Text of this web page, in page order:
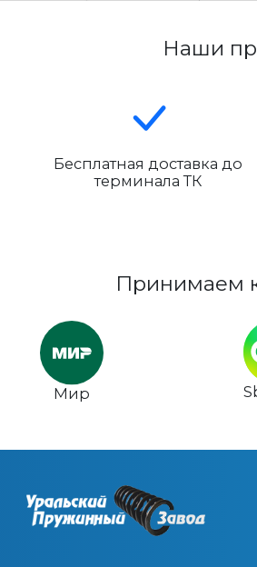
Наши
Бесплатная доставка до
терминала ТК
Принимаем
Мир